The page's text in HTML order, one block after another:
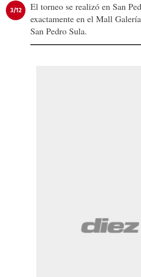
3/12
El torneo se realizó en San
exactamente en el Mall
San Pedro Sula.